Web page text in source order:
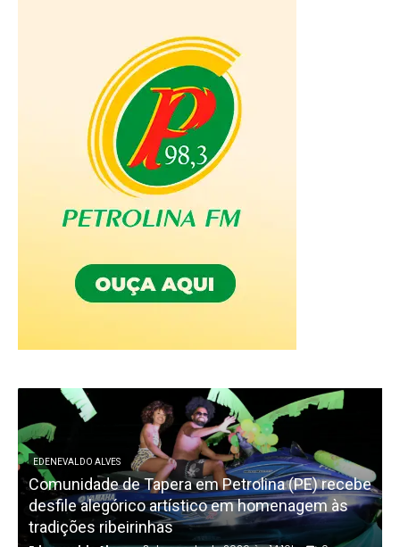
EDENEVALDO ALVES
Comunidade de Tapera em Petrolina (PE) recebe
desfile alegórico artístico em homenagem às
tradições ribeirinhas